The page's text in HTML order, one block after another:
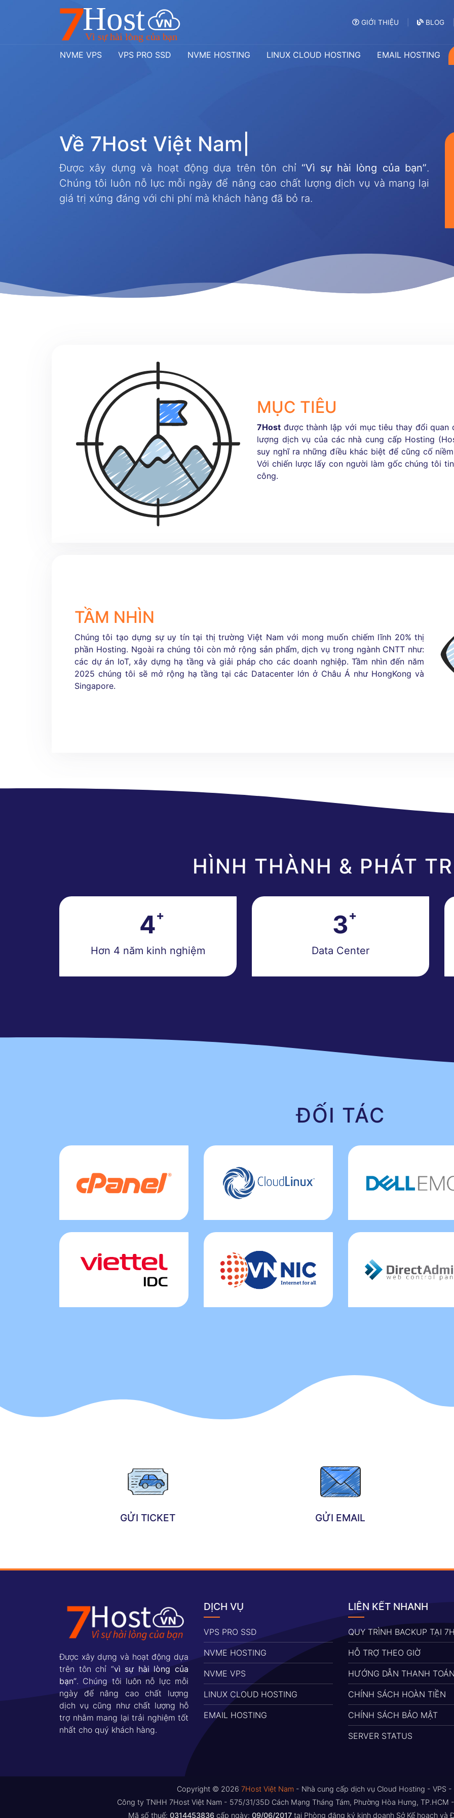
GIỚI THIỆU BLOG
NVME VPS VPS PRO SSD NVME HOSTING LINUX CLOUD HOSTING EMAIL HOSTING
Về 7Host Việt Nam
Được xây dựng và hoạt động dựa trên tôn chỉ “Vì sự hài lòng của bạn”.
Chúng tôi luôn nỗ lực mỗi ngày để nâng cao chất lượng dịch vụ và mang lại
giá trị xứng đáng với chi phí mà khách hàng đã bỏ ra.
MỤC TIÊU
7Hostđược thành lập với mục tiêu thay đổi quan
lượng dịch vụ của các nhà cung cấp Hosting
suy nghĩ ra những điều khác biệt để cũng cố
Với chiến lược lấy con người làm gốc chúng tôi
công.
TẦM NHÌN
Chúng tôi tạo dựng sự uy tín tại thị trường Việt Nam với mong muốn chiếm lĩnh 20% thị
phần Hosting. Ngoài ra chúng tôi còn mở rộng sản phẩm, dịch vụ trong ngành CNTT như:
các dự án IoT, xây dựng hạ tầng và giải pháp cho các doanh nghiệp. Tầm nhìn đến năm
2025 chúng tôi sẽ mở rộng hạ tầng tại các Datacenter lớn ở Châu Á như HongKong và
Singapore.
HÌNH THÀNH & PHÁT
4
Hơn 4 năm kinh nghiệm
3
Data Center
ĐỐI TÁC
GỬI TICKET GỬI EMAIL
Được xây dựng và hoạt động dựa
trên tôn chỉ “vì sự hài lòng của
bạn”. Chúng tôi luôn nỗ lực mỗi
ngày để nâng cao chất lượng
dịch vụ cũng như chất lượng hỗ
trợ nhằm mang lại trải nghiệm tốt
nhất cho quý khách hàng.
DỊCH VỤ
VPS PRO SSD
NVME HOSTING
NVME VPS
LINUX CLOUD HOSTING
EMAIL HOSTING
LIÊN KẾT NHANH
QUY TRÌNH BACKUP TẠI
HỖ TRỢ THEO GIỜ
HƯỚNG DẪN THANH
CHÍNH SÁCH HOÀN TIỀN
CHÍNH SÁCH BẢO MẬT
SERVER STATUS
Copyright © 2026 7Host Việt Nam- Nhà cung cấp dịch vụ Cloud Hosting - VPS -
Công ty TNHH 7Host Việt Nam - 575/31/35D Cách Mạng Tháng Tám, Phường Hòa Hưng, TP.HCM
Mã số thuế: 0314453836cấp ngày: 09/06/2017tại Phòng đăng ký kinh doanh Sở Kế hoạch và